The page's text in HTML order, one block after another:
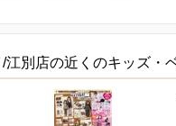
江別店の近くのキッズ・